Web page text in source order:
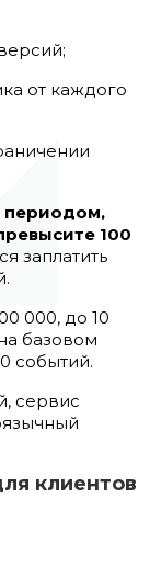
от каждого
периодом,
100
заплатить
000, до 10
базовом
событий.
сервис
клиентов